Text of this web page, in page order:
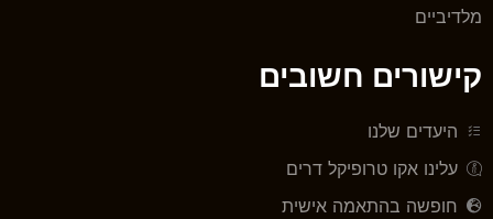
מלדיביים
קישורים חשובים
היעדים שלנו
עלינו אקו טרופיקל דרים
חופשה בהתאמה אישית